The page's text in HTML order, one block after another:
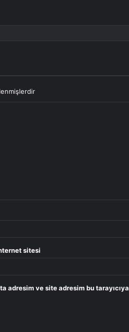
sitesi
adresim ve site adresim bu tarayıcıya